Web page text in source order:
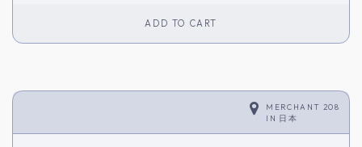
ADD TO CART
MERCHANT 208
IN 日本